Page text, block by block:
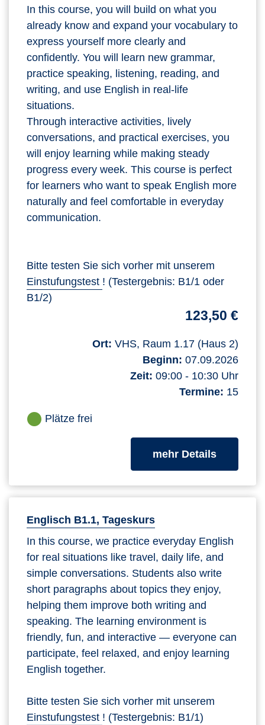
In this course, you will build on what you
already know and expand your vocabulary to
express yourself more clearly and
confidently. You will learn new grammar,
practice speaking, listening, reading, and
writing, and use English in real-life
situations.
Through interactive activities, lively
conversations, and practical exercises, you
will enjoy learning while making steady
progress every week. This course is perfect
for learners who want to speak English more
naturally and feel comfortable in everyday
communication.
Bitte testen Sie sich vorher mit unserem
Einstufungstest ! (Testergebnis: B1/1 oder
B1/2)
123,50 €
Ort: VHS, Raum 1.17 (Haus 2)
Beginn: 07.09.2026
Zeit: 09:00 - 10:30 Uhr
Termine: 15
Plätze frei
mehr Detailszum
Englisch B1.1, Tageskurs
In this course, we practice everyday English
for real situations like travel, daily life, and
simple conversations. Students also write
short paragraphs about topics they enjoy,
helping them improve both writing and
speaking. The learning environment is
friendly, fun, and interactive — everyone can
participate, feel relaxed, and enjoy learning
English together.
Bitte testen Sie sich vorher mit unserem
Einstufungstest ! (Testergebnis: B1/1)